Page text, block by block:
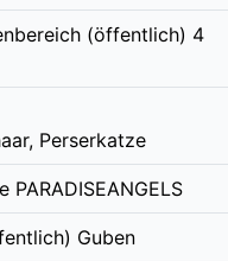
(öffentlich) 4
Perserkatze
PARADISEANGELS
Guben